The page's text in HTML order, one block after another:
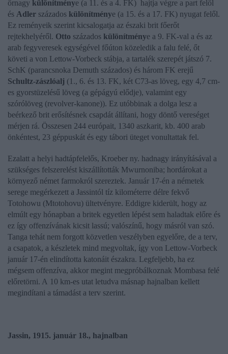
őrnagy különítménye (a 11. és a 4. FK) hajtja végre a part felől
és Adler százados különítménye (a 15. és a 17. FK) nyugat felől.
Ez reményeik szerint kicsalogatja az északi brit főerőt
rejtekhelyéről. Otto százados különítménye a 9. FK-val a és az
arab fegyveresek egységével főúton közeledik a falu felé, őt
követi a von Lettow-Vorbeck stábja, a tartalék szerepét játszó 7.
SchK (parancsnoka Demuth százados) és három FK erejű
Schultz-zászlóalj (1., 6. és 13. FK, két C73-as löveg, egy 4,7 cm-
es gyorstüzelésű löveg (a gépágyú elődje), valamint egy
szórólöveg (revolver-kanone)). Ez utóbbinak a dolga lesz a
beérkező brit erősítésnek csapdát állítani, hogy döntő vereséget
mérjen rá. Összesen 244 európait, 1340 aszkarit, kb. 400 arab
önkéntest, 23 géppuskát és egy tábori üteget vonultattak fel.
Ezalatt a helyi hadtápfelelős, Kroeber ny. hadnagy irányításával a
szükséges felszerelést kiszállították Mwurnoniba; hordárokat a
környező német farmokról szereztek. Január 17-én a németek
serege megérkezett a Jassintól tíz kilométerre délre fekvő
Totohowu (Mtotohovu) ültetvényre. Eddigre kiderült, hogy az
elmúlt egy hónapban a britek egyetlen lépést sem haladtak előre és
ez így offenzívának kicsit lassú; valószínű, hogy másról van szó.
Tanga tehát nem forgott közvetlen veszélyben egyelőre, de a terv,
a csapatok, a készletek mind megvoltak, így von Lettow-Vorbeck
január 17-én elindította katonáit északra. Legfeljebb, ha ez
mégsem offenzíva, akkor megint megpróbálkoznak Mombasa felé
előretörni. A 10 km-es utat letudva másnap hajnalban kellett
megindítani a támadást a terv szerint.
Jassin, 1915. január 18., hajnalban